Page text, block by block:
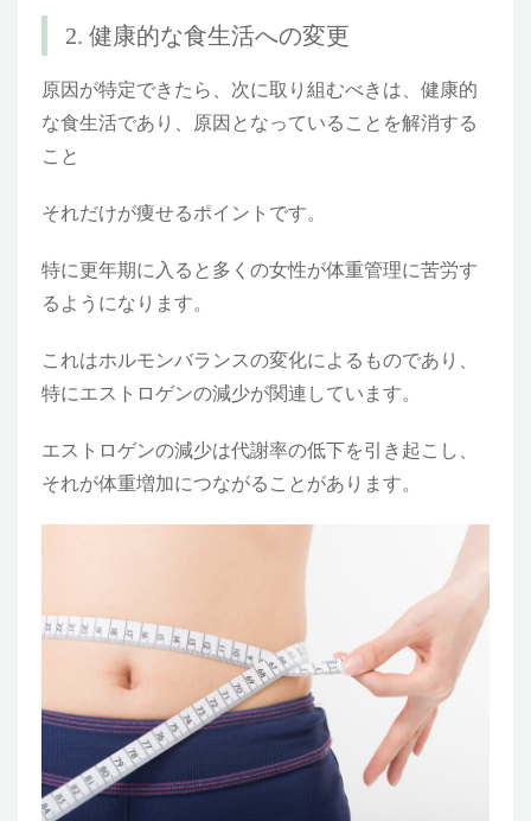
2. 健康的な食生活への変更
原因が特定できたら、次に取り組むべきは、健康的
な食生活であり、原因となっていることを解消する
こと
それだけが痩せるポイントです。
特に更年期に入ると多くの女性が体重管理に苦労す
るようになります。
これはホルモンバランスの変化によるものであり、
特にエストロゲンの減少が関連しています。
エストロゲンの減少は代謝率の低下を引き起こし、
それが体重増加につながることがあります。